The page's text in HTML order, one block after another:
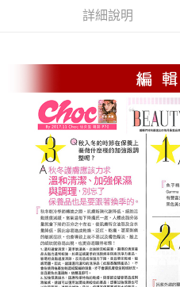
每筆NT$120，滿NT$2,500(含以
付款後7-11取貨 (甜蜜情人節 限
免運費
每筆NT$120，滿NT$2,500(含以
宅配 (離島)
每筆NT$220，滿NT$2,500(含以
宅配 (甜蜜情人節 限時免運)
詳細說明